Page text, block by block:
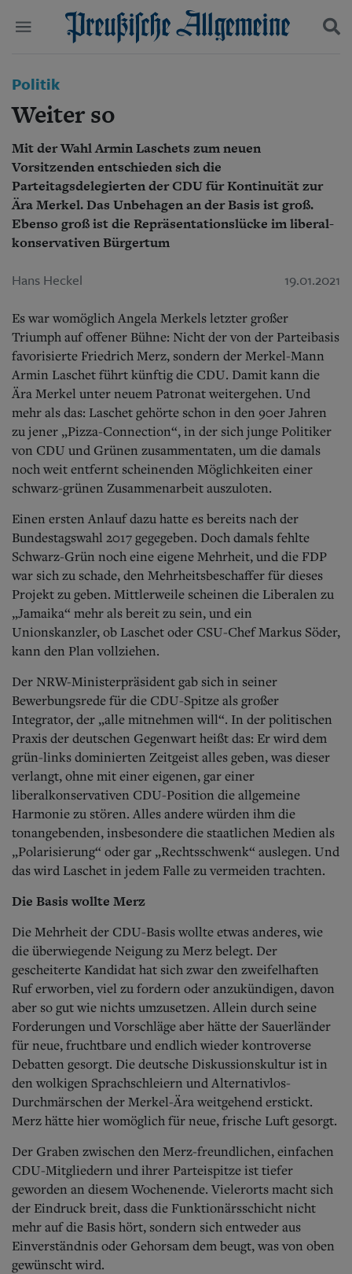
Start
Wer wir sind
Aktuelle Ausgabe
Abonnenten-Login
Abonnent werden
Abo Prämien
Archiv
Mediadaten
Gesellschaft
Leben
Geschichte
Ostpreußen
Pommern
Berlin-Brandenburg
Kontakt
Impressum
Suchen und finden
Politik
Weiter so
Mit der Wahl Armin Laschets zum neuen
Vorsitzenden entschieden sich die
Parteitagsdelegierten der CDU für Kontinuität zur
Ära Merkel. Das Unbehagen an der Basis ist groß.
Ebenso groß ist die Repräsentationslücke im liberal-
konservativen Bürgertum
Hans Heckel 19.01.2021
Es war womöglich Angela Merkels letzter großer
Triumph auf offener Bühne: Nicht der von der Parteibasis
favorisierte Friedrich Merz, sondern der Merkel-Mann
Armin Laschet führt künftig die CDU. Damit kann die
Ära Merkel unter neuem Patronat weitergehen. Und
mehr als das: Laschet gehörte schon in den 90er Jahren
zu jener „Pizza-Connection“, in der sich junge Politiker
von CDU und Grünen zusammentaten, um die damals
noch weit entfernt scheinenden Möglichkeiten einer
schwarz-grünen Zusammenarbeit auszuloten.
Einen ersten Anlauf dazu hatte es bereits nach der
Bundestagswahl 2017 gegegeben. Doch damals fehlte
Schwarz-Grün noch eine eigene Mehrheit, und die FDP
war sich zu schade, den Mehrheitsbeschaffer für dieses
Projekt zu geben. Mittlerweile scheinen die Liberalen zu
„Jamaika“ mehr als bereit zu sein, und ein
Unionskanzler, ob Laschet oder CSU-Chef Markus Söder,
kann den Plan vollziehen.
Der NRW-Ministerpräsident gab sich in seiner
Bewerbungsrede für die CDU-Spitze als großer
Integrator, der „alle mitnehmen will“. In der politischen
Praxis der deutschen Gegenwart heißt das: Er wird dem
grün-links dominierten Zeitgeist alles geben, was dieser
verlangt, ohne mit einer eigenen, gar einer
liberalkonservativen CDU-Position die allgemeine
Harmonie zu stören. Alles andere würden ihm die
tonangebenden, insbesondere die staatlichen Medien als
„Polarisierung“ oder gar „Rechtsschwenk“ auslegen. Und
das wird Laschet in jedem Falle zu vermeiden trachten.
Die Basis wollte Merz
Die Mehrheit der CDU-Basis wollte etwas anderes, wie
die überwiegende Neigung zu Merz belegt. Der
gescheiterte Kandidat hat sich zwar den zweifelhaften
Ruf erworben, viel zu fordern oder anzukündigen, davon
aber so gut wie nichts umzusetzen. Allein durch seine
Forderungen und Vorschläge aber hätte der Sauerländer
für neue, fruchtbare und endlich wieder kontroverse
Debatten gesorgt. Die deutsche Diskussionskultur ist in
den wolkigen Sprachschleiern und Alternativlos-
Durchmärschen der Merkel-Ära weitgehend erstickt.
Merz hätte hier womöglich für neue, frische Luft gesorgt.
Der Graben zwischen den Merz-freundlichen, einfachen
CDU-Mitgliedern und ihrer Parteispitze ist tiefer
geworden an diesem Wochenende. Vielerorts macht sich
der Eindruck breit, dass die Funktionärsschicht nicht
mehr auf die Basis hört, sondern sich entweder aus
Einverständnis oder Gehorsam dem beugt, was von oben
gewünscht wird.